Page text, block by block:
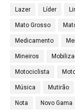
Lazer Líder
Mato Grosso
Medicamento
Mineiros
Motociclista
Música Mutirão
Nota Novo Gama